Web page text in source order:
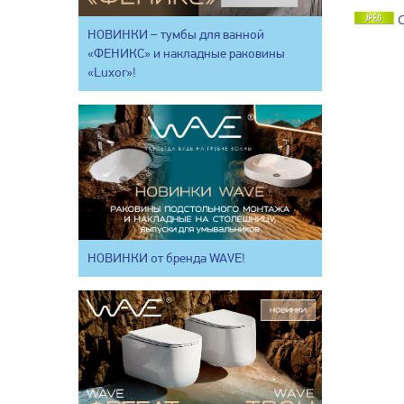
НОВИНКИ – тумбы для ванной
«ФЕНИКС» и накладные раковины
«Luxor»!
НОВИНКИ от бренда WAVE!